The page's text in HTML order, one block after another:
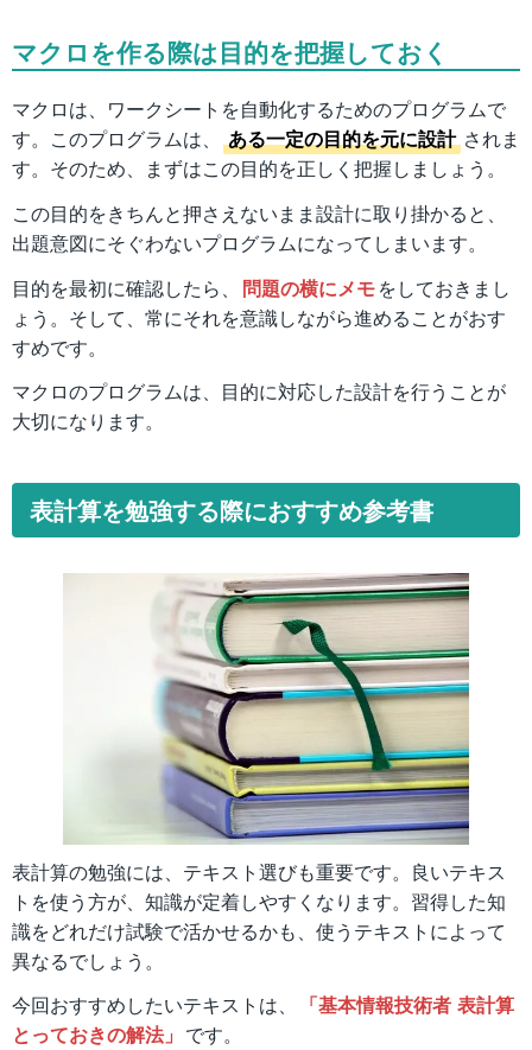
マクロを作る際は目的を把握しておく
マクロは、ワークシートを自動化するためのプログラムで
す。このプログラムは、
ある一定の目的を元に設計 されま
す。そのため、まずはこの目的を正しく把握しましょう。
この目的をきちんと押さえないまま設計に取り掛かると、
出題意図にそぐわないプログラムになってしまいます。
目的を最初に確認したら、
問題の横にメモをしておきまし
ょう。そして、常にそれを意識しながら進めることがおす
すめです。
マクロのプログラムは、目的に対応した設計を行うことが
大切になります。
表計算を勉強する際におすすめ参考書
表計算の勉強には、テキスト選びも重要です。良いテキス
トを使う方が、知識が定着しやすくなります。習得した知
識をどれだけ試験で活かせるかも、使うテキストによって
異なるでしょう。
今回おすすめしたいテキストは、
「基本情報技術者 表計算
とっておきの解法」 です。